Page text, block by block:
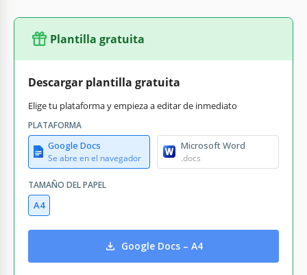
Plantilla gratuita
Descargar plantilla gratuita
Elige tu plataforma y empieza a editar de inmediato
PLATAFORMA
Google Docs
Se abre en el navegador
Microsoft Word
.docs
TAMAÑO DEL PAPEL
A4
Google Docs – A4